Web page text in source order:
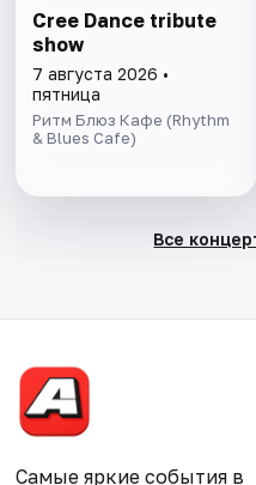
Cree Dance tribute
show
7 августа 2026 •
пятница
Ритм Блюз Кафе (Rhythm
& Blues Cafe)
Все
Самые яркие события в